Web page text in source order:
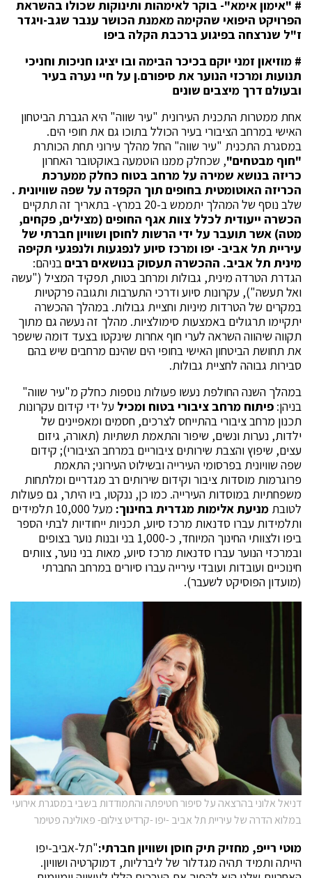
# "אימון אימא"- בוקר לאימהות ותינוקות שכולו בהשראת
הפרויקט היפואי שהקימה מאמנת הכושר ענבר שגב-ויגדר
ז"ל שנרצחה בפיגוע ברכבת הקלה ביפו
# מוזיאון זמני יוקם בכיכר הבימה ובו יציגו חניכות וחניכי
תנועות ומרכזי הנוער את סיפורם.ן על חיי נערה בעיר
ובעולם דרך מיצבים שונים
אחת ממטרות התכנית העירונית "עיר שווה" היא הגברת הביטחון
האישי במרחב הציבורי בעיר הכולל בתוכו גם את חופי הים.
במסגרת התכנית "עיר שווה" החל מהלך עירוני תחת הכותרת
"חוף מבטחים", שכחלק ממנו הוטמעה באוקטובר האחרון
כריזה בנושא שמירה על מרחב בטוח כחלק ממערכת
הכריזה האוטומטית בחופים תוך הקפדה על שפה שוויונית .
שלב נוסף של המהלך יתממש ב-20 במרץ- בתאריך זה תתקיים
הכשרה ייעודית לכלל צוות אגף החופים (מצילים, פקחים,
מטה) אשר תועבר על ידי הרשות לחוסן ושוויון חברתי של
עיריית תל אביב- יפו ומרכז סיוע לנפגעות ולנפגעי תקיפה
מינית תל אביב. ההכשרה תעסוק בנושאים רביםבניהם:
הגדרת הטרדה מינית, גבולות ומרחב בטוח, תפקיד המציל ("עשה
ואל תעשה"), עקרונות סיוע ודרכי התערבות ותגובה פרקטיות
במקרים של הטרדות מיניות וחציית גבולות. במהלך ההכשרה
יתקיימו תרגולים באמצעות סימולציות. מהלך זה נעשה גם מתוך
תקווה שיהווה השראה לערי חוף אחרות שינקטו בצעד דומה שישפר
את תחושת הביטחון האישי בחופי הים שהינם מרחבים שיש בהם
סבירות גבוהה לחציית גבולות.
במהלך השנה החולפת נעשו פעולות נוספות כחלק מ"עיר שווה"
בניהן: פיתוח מרחב ציבורי בטוח ומכיל על ידי קידום עקרונות
תכנון מרחב ציבורי בהתייחס לצרכים, חסמים ומאפיינים של
ילדות, נערות ונשים, שיפור והתאמת תשתיות (תאורה, גיזום
עצים, שיפוץ והצבת שירותים ציבוריים במרחב הציבורי); קידום
שפה שוויונית בפרסומי העירייה ובשילוט העירוני; התאמת
פרוגרמות מוסדות ציבור וקידום שירותים רב מגדריים ומלתחות
משפחתיות במוסדות העירייה. כמו כן, ננקטו, ביו היתר, גם פעולות
לטובת מניעת אלימות מגדרית בחינוך:
מעל 10,000 תלמידים
ותלמידות עברו סדנאות מרכז סיוע, תכניות ייחודיות לבתי הספר
ביפו ולצוותי החינוך המיוחד, כ-1,000 בני ובנות נוער בצופים
ובמרכזי הנוער עברו סדנאות מרכז סיוע, מאות בני נוער, צוותים
חינוכיים ועובדות ועובדי עירייה עברו סיורים במרחב החברתי
(מועדון הפוסיקט לשעבר).
דניאל אלוני בהרצאה על סיפור חטיפתה והתמודדות בשבי במסגרת אירועי
במלוא הדרה של עיריית תל אביב -יפו -קרדיט צילום- פאולינה פטימר
מוטי רייפ, מחזיק תיק חוסן ושוויון חברתי:"תל-אביב-יפו
הייתה ותמיד תהיה מגדלור של ליברליות, דמוקרטיה ושוויון.